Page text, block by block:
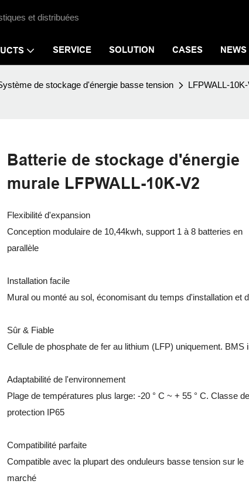
et distribuées
SERVICE SOLUTION CASES NEWS
de stockage d'énergie basse tension
LFPWALL-
Batterie de stockage d'énergie
murale LFPWALL-10K-V2
Flexibilité d'expansion
Conception modulaire de 10,44kwh, support 1 à 8 batteries en
parallèle
Installation facile
Mural ou monté au sol, économisant du temps d'installation et
Sûr & Fiable
Cellule de phosphate de fer au lithium (LFP) uniquement. BMS
Adaptabilité de l'environnement
Plage de températures plus large: -20 ° C ~ + 55 ° C. Classe de
protection IP65
Compatibilité parfaite
Compatible avec la plupart des onduleurs basse tension sur le
marché